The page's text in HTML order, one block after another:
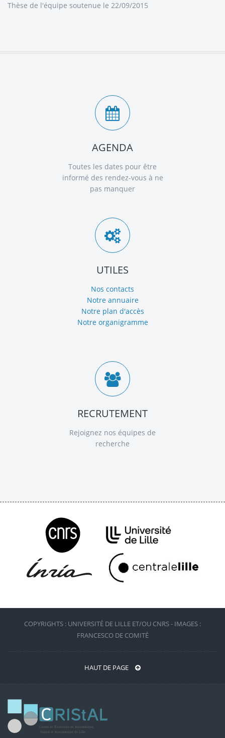
Thèse de l'équipe soutenue le 22/09/2015
AGENDA
Toutes les dates pour être
informé des rendez-vous à ne
pas manquer
UTILES
Nos contacts
Notre annuaire
Notre plan d'accès
Notre organigramme
RECRUTEMENT
Rejoignez nos équipes de
recherche
COPYRIGHTS : UNIVERSITÉ DE LILLE ET/OU CNRS - IMAGES :
FRANCESCO DE COMITÉ
HAUT DE PAGE